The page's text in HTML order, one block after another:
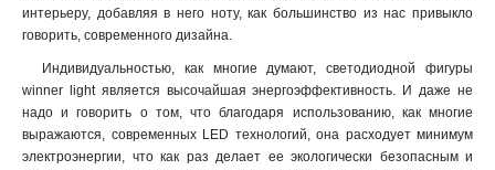
интерьеру, добавляя в него ноту, как большинство из нас привыкло
говорить, современного дизайна.
Индивидуальностью, как многие думают, светодиодной фигуры
winner light является высочайшая энергоэффективность. И даже не
надо и говорить о том, что благодаря использованию, как многие
выражаются, современных LED технологий, она расходует минимум
электроэнергии, что как раз делает ее экологически безопасным и